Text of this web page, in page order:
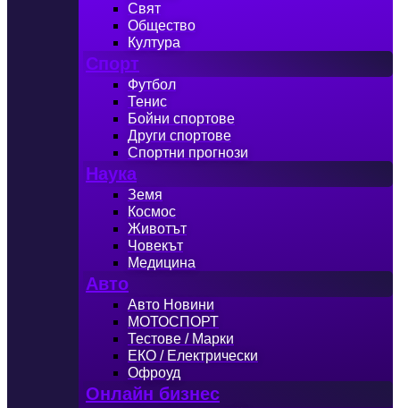
Свят
Общество
Култура
Спорт
Футбол
Тенис
Бойни спортове
Други спортове
Спортни прогнози
Наука
Земя
Космос
Животът
Човекът
Медицина
Авто
Авто Новини
МОТОСПОРТ
Тестове / Марки
ЕКО / Електрически
Офроуд
Онлайн бизнес